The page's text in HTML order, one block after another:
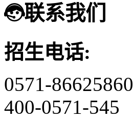
联系我们
招生电话:
0571-86625860
400-0571-545